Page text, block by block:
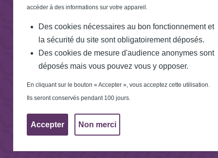
accéder à des informations sur votre appareil.
Des cookies nécessaires au bon fonctionnement et
la sécurité du site sont obligatoirement déposés.
Des cookies de mesure d'audience anonymes sont
déposés mais vous pouvez vous y opposer.
En cliquant sur le bouton « Accepter », vous acceptez cette utilisation.
Ils seront conservés pendant 100 jours.
Accepter Non merci